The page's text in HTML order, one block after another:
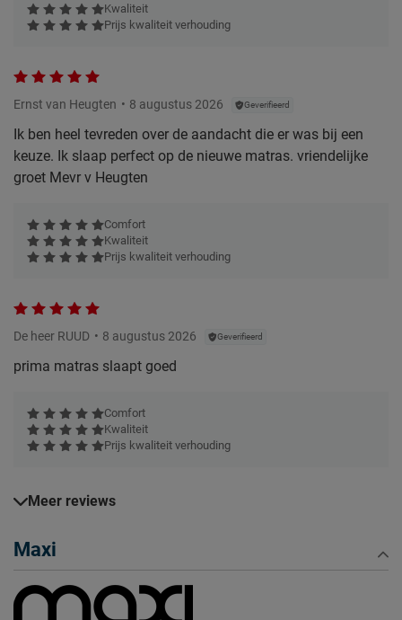
Kwaliteit
Prijs kwaliteit verhouding
Ernst van Heugten 8 augustus 2026 Geverifieerd
Ik ben heel tevreden over de aandacht die er was bij een
keuze. Ik slaap perfect op de nieuwe matras. vriendelijke
groet Mevr v Heugten
Comfort
Kwaliteit
Prijs kwaliteit verhouding
De heer RUUD 8 augustus 2026 Geverifieerd
prima matras slaapt goed
Comfort
Kwaliteit
Prijs kwaliteit verhouding
Meer reviews
Maxi